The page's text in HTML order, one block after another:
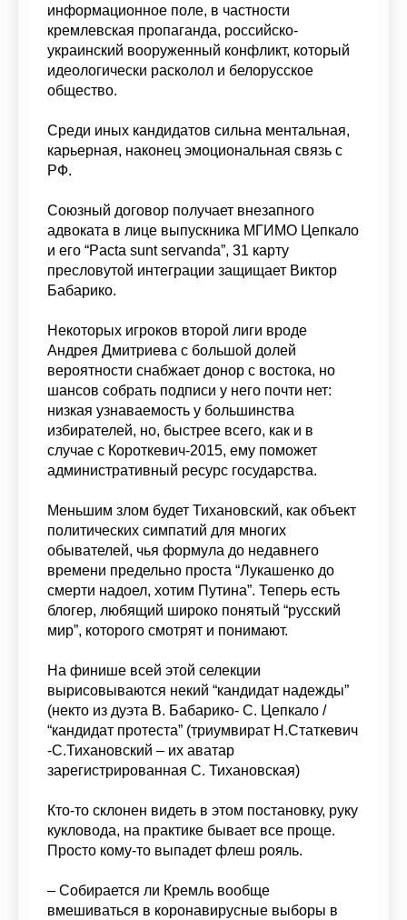
информационное поле, в частности
кремлевская пропаганда, российcко-
украинский вооруженный конфликт, который
идеологически расколол и белорусское
общество.
Среди иных кандидатов сильна ментальная,
карьерная, наконец эмоциональная связь с
РФ.
Союзный договор получает внезапного
адвоката в лице выпускника МГИМО Цепкало
и его “Pacta sunt servanda”, 31 карту
пресловутой интеграции защищает Виктор
Бабарико.
Некоторых игроков второй лиги вроде
Андрея Дмитриева с большой долей
вероятности снабжает донор с востока, но
шансов собрать подписи у него почти нет:
низкая узнаваемость у большинства
избирателей, но, быстрее всего, как и в
случае с Короткевич-2015, ему поможет
административный ресурс государства.
Меньшим злом будет Тихановский, как объект
политических симпатий для многих
обывателей, чья формула до недавнего
времени предельно проста “Лукашенко до
смерти надоел, хотим Путина”. Теперь есть
блогер, любящий широко понятый “русский
мир”, которого смотрят и понимают.
На финише всей этой селекции
вырисовываются некий “кандидат надежды”
(некто из дуэта В. Бабарико- С. Цепкало /
“кандидат протеста” (триумвират Н.Статкевич
-С.Тихановский – их аватар
зарегистрированная С. Тихановская)
Кто-то склонен видеть в этом постановку, руку
кукловода, на практике бывает все проще.
Просто кому-то выпадет флеш рояль.
– Собирается ли Кремль вообще
вмешиваться в коронавирусные выборы в